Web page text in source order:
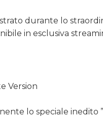
durante lo
in esclusiva
Version
lo speciale inedito